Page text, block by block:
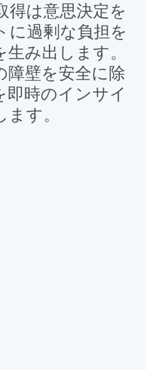
得は意思決定を
に過剰な負担を
み出します。
障壁を安全に除
即時のインサイ
ます。